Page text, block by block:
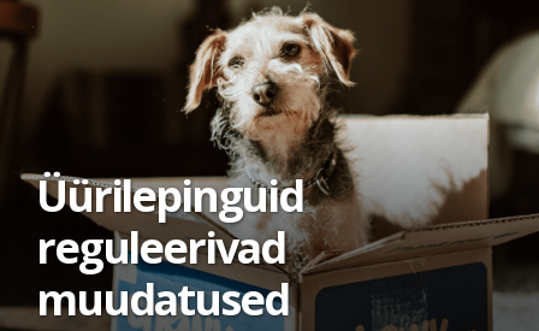
Üürilepinguid
reguleerivad
muudatused